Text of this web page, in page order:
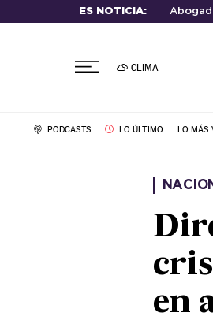
ES NOTICIA:
CLIMA
PODCASTS LO ÚLTIMO LO MÁS
en